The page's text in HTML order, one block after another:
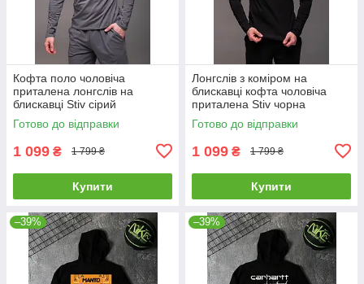
Кофта поло чоловіча
приталена лонгслів на
блискавці Stiv сірий
Готово до відправки
1 099 ₴ 1 799 ₴
Купити
Лонгслів з коміром на
блискавці кофта чоловіча
приталена Stiv чорна
Готово до відправки
1 099 ₴ 1 799 ₴
Купити
–39% –39%